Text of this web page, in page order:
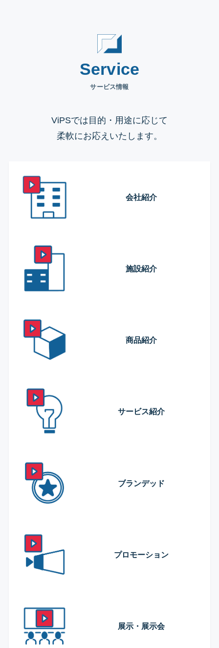
Service
サービス情報
ViPSでは目的・用途に応じて
柔軟にお応えいたします。
会社紹介
施設紹介
商品紹介
サービス紹介
ブランデッド
プロモーション
展示・展示会